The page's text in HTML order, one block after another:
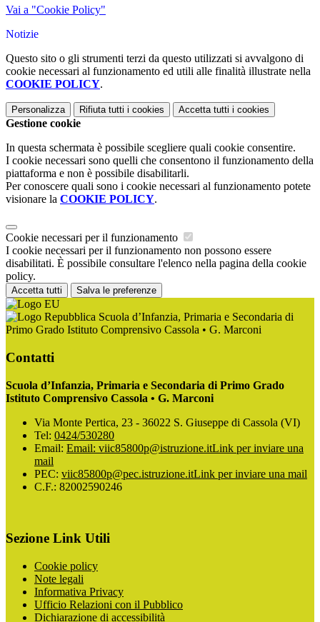
Vai a "Cookie Policy"
Notizie
Questo sito o gli strumenti terzi da questo utilizzati si avvalgono di
cookie necessari al funzionamento ed utili alle finalità illustrate nella
COOKIE POLICY.
Personalizza Rifiuta tutti i cookies Accetta tutti i cookies
Gestione cookie
In questa schermata è possibile scegliere quali cookie consentire.
I cookie necessari sono quelli che consentono il funzionamento della
piattaforma e non è possibile disabilitarli.
Per conoscere quali sono i cookie necessari al funzionamento potete
visionare la COOKIE POLICY.
Cookie necessari per il funzionamento
I cookie necessari per il funzionamento non possono essere
disabilitati. È possibile consultare l'elenco nella pagina della cookie
policy.
Accetta tutti Salva le preferenze
Scuola d’Infanzia, Primaria e Secondaria di
Primo Grado Istituto Comprensivo Cassola • G. Marconi
Contatti
Scuola d’Infanzia, Primaria e Secondaria di Primo Grado
Istituto Comprensivo Cassola • G. Marconi
Via Monte Pertica, 23 - 36022 S. Giuseppe di Cassola (VI)
Tel: 0424/530280
Email: Email: viic85800p@istruzione.itLink per inviare una
mail
PEC: viic85800p@pec.istruzione.itLink per inviare una mail
C.F.: 82002590246
Sezione Link Utili
Cookie policy
Note legali
Informativa Privacy
Ufficio Relazioni con il Pubblico
Dichiarazione di accessibilità